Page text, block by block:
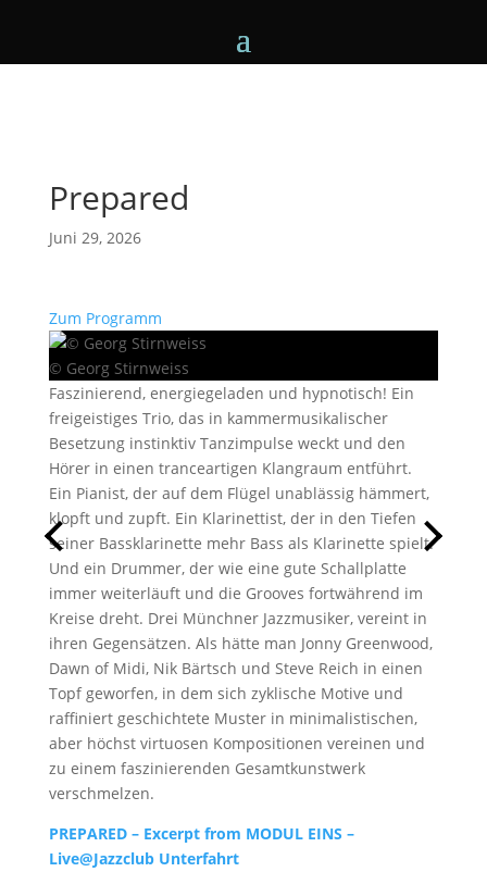
Prepared
Juni 29, 2026
Zum Programm
© Georg Stirnweiss
Faszinierend, energiegeladen und hypnotisch! Ein
freigeistiges Trio, das in kammermusikalischer
Besetzung instinktiv Tanzimpulse weckt und den
Hörer in einen tranceartigen Klangraum entführt.
Ein Pianist, der auf dem Flügel unablässig hämmert,
klopft und zupft. Ein Klarinettist, der in den Tiefen
seiner Bassklarinette mehr Bass als Klarinette spielt.
Und ein Drummer, der wie eine gute Schallplatte
immer weiterläuft und die Grooves fortwährend im
Kreise dreht. Drei Münchner Jazzmusiker, vereint in
ihren Gegensätzen. Als hätte man Jonny Greenwood,
Dawn of Midi, Nik Bärtsch und Steve Reich in einen
Topf geworfen, in dem sich zyklische Motive und
raffiniert geschichtete Muster in minimalistischen,
aber höchst virtuosen Kompositionen vereinen und
zu einem faszinierenden Gesamtkunstwerk
verschmelzen.
PREPARED – Excerpt from MODUL EINS –
Live@Jazzclub Unterfahrt